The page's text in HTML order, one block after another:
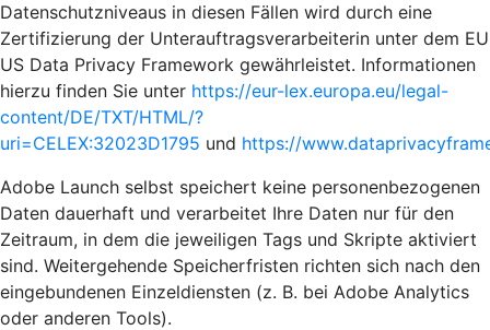
Datenschutzniveaus in diesen Fällen wird durch eine
Zertifizierung der Unterauftragsverarbeiterin unter dem EU
US Data Privacy Framework gewährleistet. Informationen
hierzu finden Sie unter https://eur-lex.europa.eu/legal-
content/DE/TXT/HTML/?
uri=CELEX:32023D1795 und https://
Adobe Launch selbst speichert keine personenbezogenen
Daten dauerhaft und verarbeitet Ihre Daten nur für den
Zeitraum, in dem die jeweiligen Tags und Skripte aktiviert
sind. Weitergehende Speicherfristen richten sich nach den
eingebundenen Einzeldiensten (z. B. bei Adobe Analytics
oder anderen Tools).